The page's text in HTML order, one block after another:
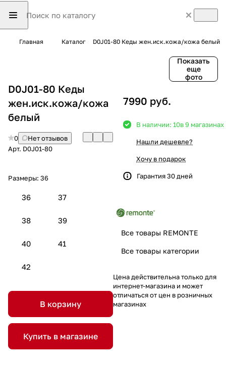
Главная Каталог D0J01-80 Кеды жен.иск.кожа/кожа белый
Показать
еще
фото
D0J01-80 Кеды
жен.иск.кожа/кожа
белый
0
Нет отзывов
Арт. D0J01-80
Размеры: 36
36 37
38 39
40 41
42
В корзину
Купить в магазине
7990 руб.
В наличии: 10в 9 магазинах
Нашли дешевле?
Хочу в подарок
Гарантия 30 дней
Все товары REMONTE
Все товары категории
Цена действительна только для
интернет-магазина и может
отличаться от цен в розничных
магазинах